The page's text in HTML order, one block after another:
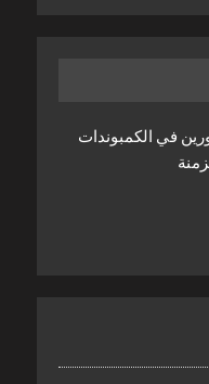
في الكمبوندات